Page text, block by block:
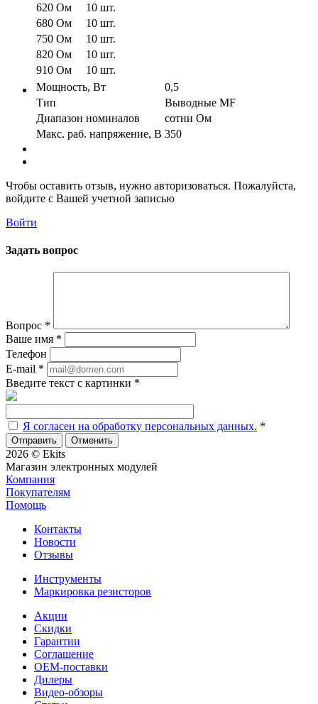
620 Ом
10 шт.
680 Ом
10 шт.
750 Ом
10 шт.
820 Ом
10 шт.
910 Ом
10 шт.
Мощность, Вт
0,5
Тип
Выводные MF
Диапазон номиналов
сотни Ом
Макс. раб. напряжение, В 350
Чтобы оставить отзыв, нужно авторизоваться. Пожалуйста,
войдите с Вашей учетной записью
Войти
Задать вопрос
Вопрос *
Ваше имя *
Телефон
E-mail *
Введите текст с картинки *
Я согласен на обработку персональных данных. *
Отменить
2026 © Ekits
Магазин электронных модулей
Компания
Покупателям
Помощь
Контакты
Новости
Отзывы
Инструменты
Маркировка резисторов
Акции
Скидки
Гарантии
Соглашение
OEM-поставки
Дилеры
Видео-обзоры